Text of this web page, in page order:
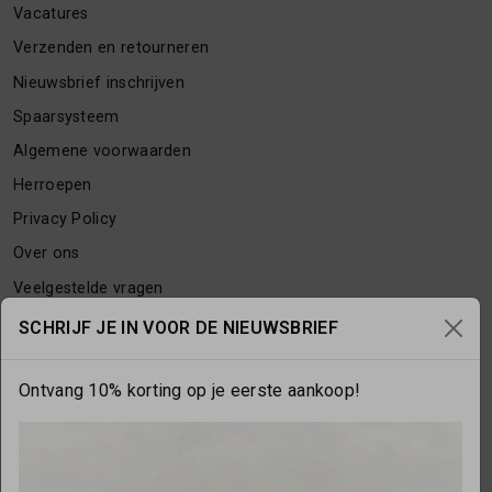
Vacatures
Verzenden en retourneren
Nieuwsbrief inschrijven
Spaarsysteem
Algemene voorwaarden
Herroepen
Privacy Policy
Over ons
Veelgestelde vragen
Contact
OPENINGSTIJDEN
SCHRIJF JE IN VOOR DE NIEUWSBRIEF
Ontvang 10% korting op je eerste aankoop!